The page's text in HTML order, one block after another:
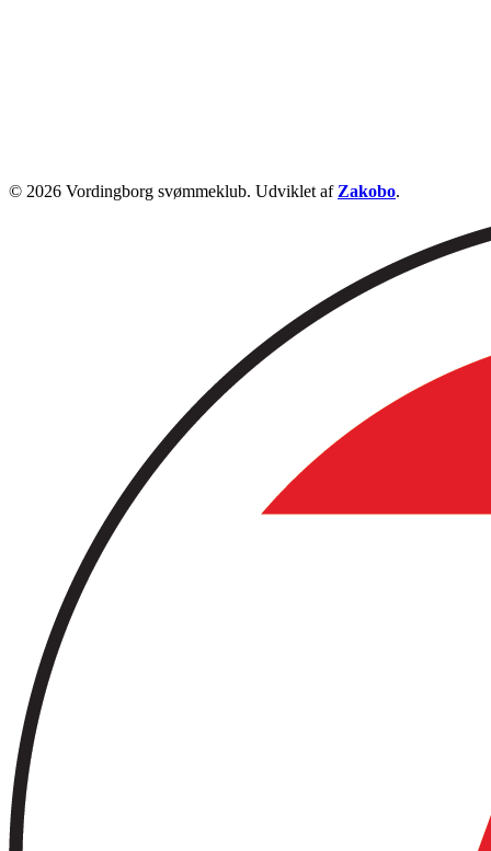
© 2026 Vordingborg svømmeklub. Udviklet afZakobo.